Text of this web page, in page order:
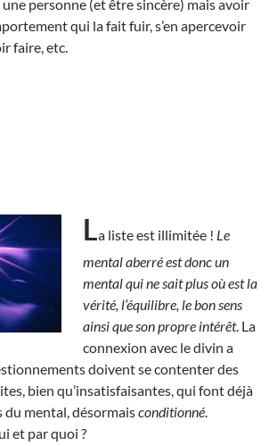
personne (et être sincère) mais avoir
qui la fait fuir, s’en apercevoir
faire, etc.
La liste est illimitée ! Le
mental aberré est donc un
mental qui ne sait plus où est la
vérité, l’équilibre, le bon sens
ainsi que son propre intérêt. La
connexion avec le divin a
doivent se contenter des
bien qu’insatisfaisantes, qui font déjà
mental, désormaisconditionné
et par quoi ?